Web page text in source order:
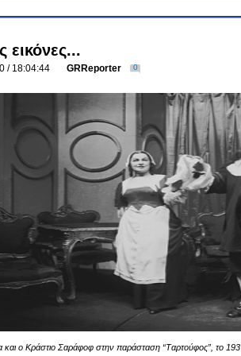
εικόνες...
/ 18:04:44 GRReporter 0
ο Κράστιο Σαράφοφ στην παράσταση “Тαρτούφος”, το